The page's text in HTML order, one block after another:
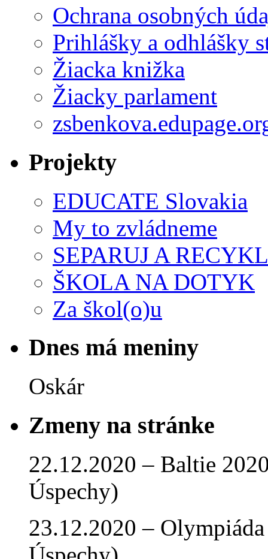
Ochrana osobných
Prihlášky a odhlášky
Žiacka knižka
Žiacky parlament
Projekty
EDUCATE Slovakia
My to zvládneme
SEPARUJ A
ŠKOLA NA DOTYK
Za škol(o)u
Dnes má meniny
Oskár
Zmeny na stránke
22.12.2020 – Baltie
Úspechy)
23.12.2020 –